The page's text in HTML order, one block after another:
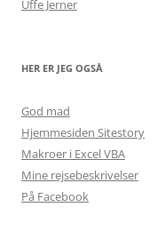
Uffe Jerner
HER ER JEG OGSÅ
God mad
Hjemmesiden Sitestory
Makroer i Excel VBA
Mine rejsebeskrivelser
På Facebook